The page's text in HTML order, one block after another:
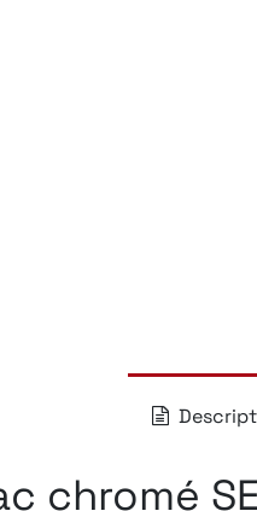
chromé